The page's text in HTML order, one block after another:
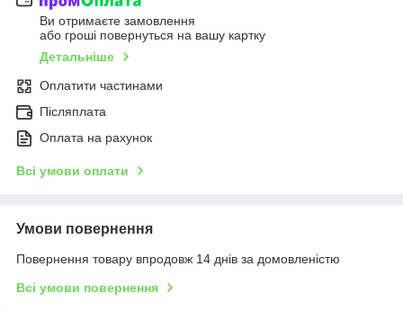
Ви отримаєте замовлення
або гроші повернуться на вашу картку
Детальніше
Оплатити частинами
Післяплата
Оплата на рахунок
Всі умови оплати
Умови повернення
Повернення товару впродовж 14 днів за домовленістю
Всі умови повернення